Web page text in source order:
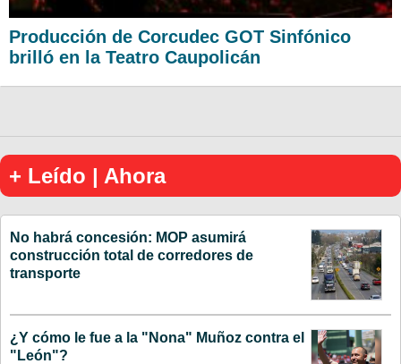
Producción de Corcudec GOT Sinfónico
brilló en la Teatro Caupolicán
+ Leído | Ahora
No habrá concesión: MOP asumirá
construcción total de corredores de
transporte
¿Y cómo le fue a la "Nona" Muñoz contra el
"León"?